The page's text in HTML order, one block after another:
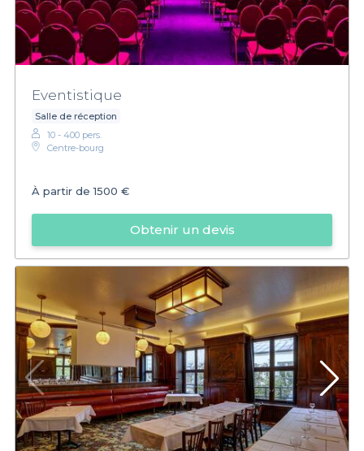
Eventistique
Salle de réception
10 - 400 pers.
Centre-bourg
À partir de1500 €
Obtenir un devis